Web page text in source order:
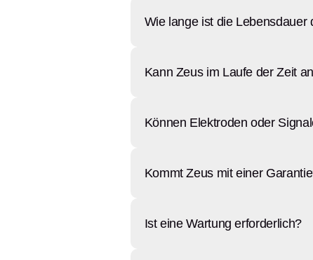
Wie lange ist die Lebensdauer
Kann Zeus im Laufe der Zeit
Können Elektroden oder
Kommt Zeus mit einer
Ist eine Wartung erforderlich?